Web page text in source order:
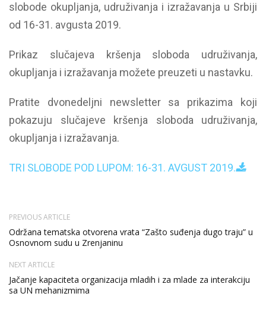
slobode okupljanja, udruživanja i izražavanja u Srbiji
od 16-31. avgusta 2019.
Prikaz slučajeva kršenja sloboda udruživanja,
okupljanja i izražavanja možete preuzeti u nastavku.
Pratite dvonedeljni newsletter sa prikazima koji
pokazuju slučajeve kršenja sloboda udruživanja,
okupljanja i izražavanja.
TRI SLOBODE POD LUPOM: 16-31. AVGUST 2019.
PREVIOUS ARTICLE
Održana tematska otvorena vrata “Zašto suđenja dugo traju” u
Osnovnom sudu u Zrenjaninu
NEXT ARTICLE
Jačanje kapaciteta organizacija mladih i za mlade za interakciju
sa UN mehanizmima